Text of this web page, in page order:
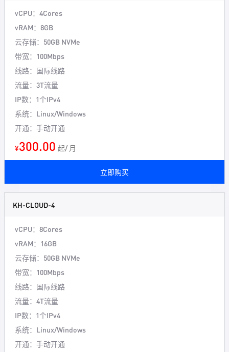
vCPU：4Cores
vRAM：8GB
云存储：50GB NVMe
带宽：100Mbps
线路：国际线路
流量：3T流量
IP数：1个IPv4
系统：Linux/Windows
开通：手动开通
¥300.00 起/ 月
立即购买
KH-CLOUD-4
vCPU：8Cores
vRAM：16GB
云存储：50GB NVMe
带宽：100Mbps
线路：国际线路
流量：4T流量
IP数：1个IPv4
系统：Linux/Windows
开通：手动开通